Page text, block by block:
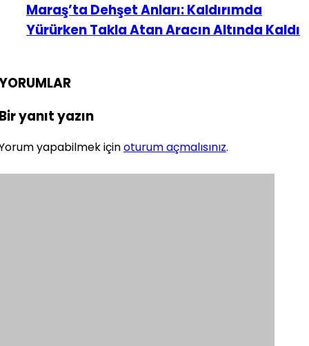
Maraş’ta Dehşet Anları: Kaldırımda
Yürürken Takla Atan Aracın Altında Kaldı
yanıt yazın
yapabilmek içinoturum açmalısınız.